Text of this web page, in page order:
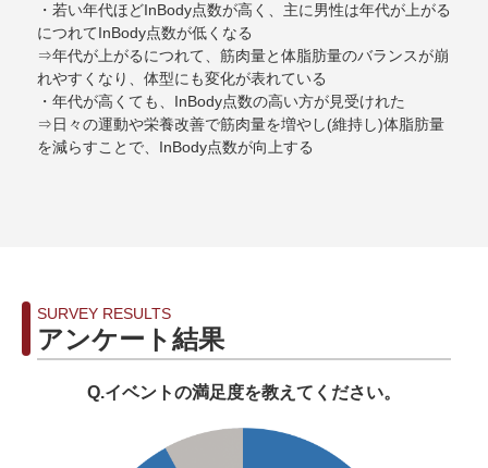
・若い年代ほどInBody点数が高く、主に男性は年代が上がる
につれてInBody点数が低くなる
⇒年代が上がるにつれて、筋肉量と体脂肪量のバランスが崩
れやすくなり、体型にも変化が表れている
・年代が高くても、InBody点数の高い方が見受けれた
⇒日々の運動や栄養改善で筋肉量を増やし(維持し)体脂肪量
を減らすことで、InBody点数が向上する
SURVEY RESULTS
アンケート結果
Q.イベントの満足度を教えてください。